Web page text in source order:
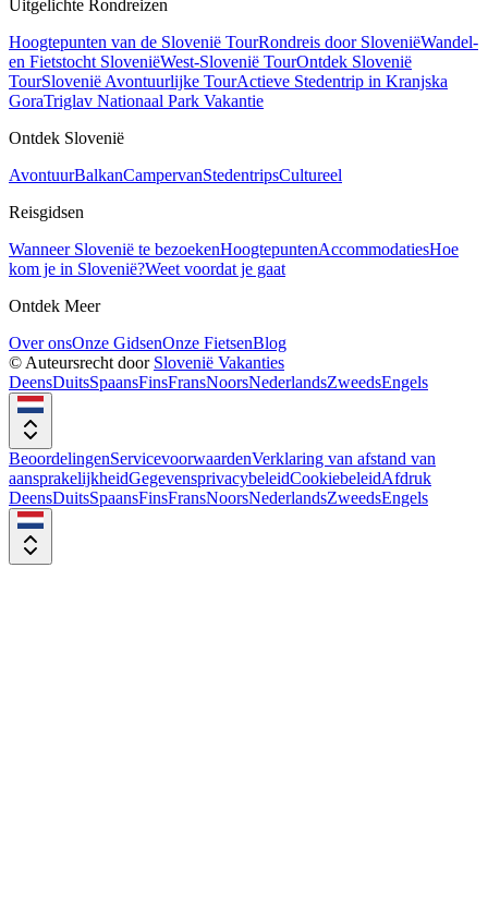
Uitgelichte Rondreizen
Hoogtepunten van de Slovenië TourRondreis door SloveniëWandel-
en Fietstocht SloveniëWest-Slovenië TourOntdek Slovenië
TourSlovenië Avontuurlijke TourActieve Stedentrip in Kranjska
GoraTriglav Nationaal Park Vakantie
Ontdek Slovenië
AvontuurBalkanCampervanStedentripsCultureel
Reisgidsen
Wanneer Slovenië te bezoekenHoogtepuntenAccommodatiesHoe
kom je in Slovenië?Weet voordat je gaat
Ontdek Meer
Over onsOnze GidsenOnze FietsenBlog
© Auteursrecht door Slovenië Vakanties
DeensDuitsSpaansFinsFransNoorsNederlandsZweedsEngels
BeoordelingenServicevoorwaardenVerklaring van afstand van
aansprakelijkheidGegevensprivacybeleidCookiebeleidAfdruk
DeensDuitsSpaansFinsFransNoorsNederlandsZweedsEngels